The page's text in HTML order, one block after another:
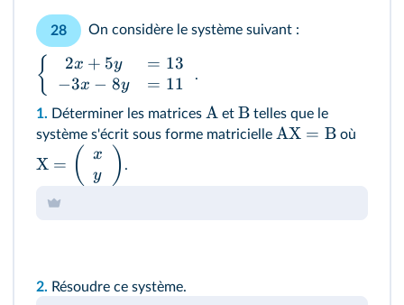
28 On considère le système suivant :
{ 2x + 5y
−3x − 8y
= 13
= 11 .
1. Déterminer les matrices A et B telles que le
système s'écrit sous forme matricielle AX = Boù
X = (
x
y
) .
2. Résoudre ce système.